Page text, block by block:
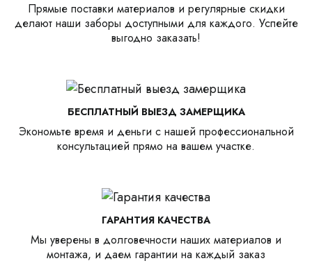
Прямые поставки материалов и регулярные скидки
делают наши заборы доступными для каждого. Успейте
выгодно заказать!
БЕСПЛАТНЫЙ ВЫЕЗД ЗАМЕРЩИКА
Экономьте время и деньги с нашей профессиональной
консультацией прямо на вашем участке.
ГАРАНТИЯ КАЧЕСТВА
Мы уверены в долговечности наших материалов и
монтажа, и даем гарантии на каждый заказ